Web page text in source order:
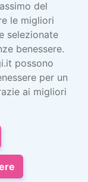
del
le migliori
selezionate
benessere.
possono
per un
ai migliori